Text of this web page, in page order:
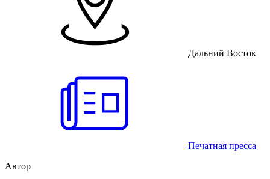
Дальний Восток
Печатная пресса
Автор